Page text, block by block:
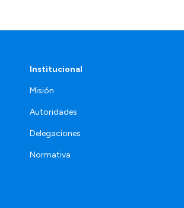
Institucional
Misión
Autoridades
Delegaciones
Normativa